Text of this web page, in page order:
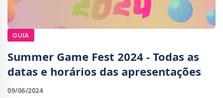
GUIA
Summer Game Fest 2024 - Todas as
datas e horários das apresentações
09/06/2024